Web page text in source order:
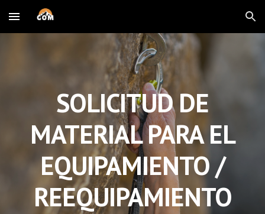
Skip to main content Skip to navigation
SOLICITUD DE
MATERIAL PARA EL
EQUIPAMIENTO /
REEQUIPAMIENTO